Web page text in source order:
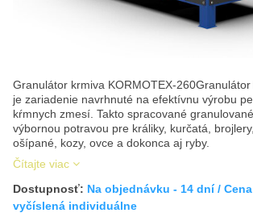
Granulátor krmiva KORMOTEX-
je zariadenie navrhnuté na efektívnu výrobu
kŕmnych zmesí. Takto spracované
výbornou potravou pre králiky, kurčatá,
ošípané, kozy, ovce a dokonca aj ryby.
Čítajte viac
Dostupnosť: Na objednávku - 14 dní /
vyčíslená individuálne